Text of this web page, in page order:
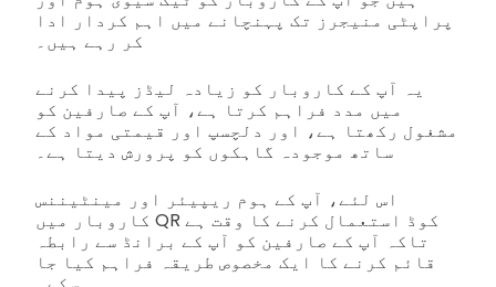
پراپٹی منیجرز تک پہنچانے میں اہم کردار ادا
کر رہے ہیں۔
یہ آپ کے کاروبار کو زیادہ لیڈز پیدا کرنے
میں مدد فراہم کرتا ہے، آپ کے صارفین کو
مشغول رکھتا ہے، اور دلچسپ اور قیمتی مواد کے
ساتھ موجودہ گاہکوں کو پرورش دیتا ہے۔
اس لئے، آپ کے ہوم ریپیئر اور مینٹیننس
کاروبار میں QR کوڈ استعمال کرنے کا وقت ہے
تاکہ آپ کے صارفین کو آپ کے برانڈ سے رابطہ
قائم کرنے کا ایک مخصوص طریقہ فراہم کیا جا